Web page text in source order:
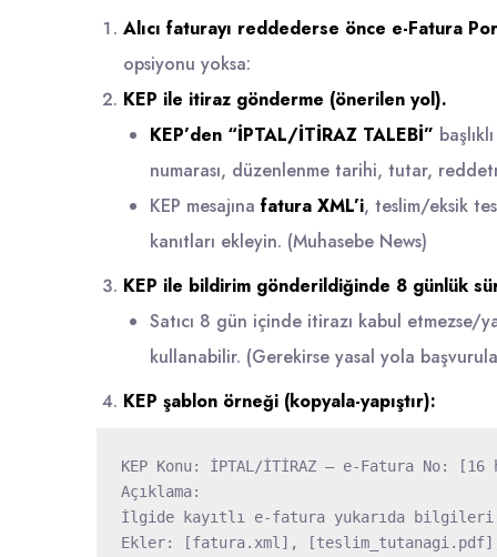
Alıcı faturayı reddederse önce e-Fatura
opsiyonu yoksa:
KEP ile itiraz gönderme (önerilen yol).
KEP’den “İPTAL/İTİRAZ TALEBİ”
numarası, düzenlenme tarihi, tutar,
KEP mesajına fatura XML’i, teslim/eksik
kanıtları ekleyin. (Muhasebe News)
KEP ile bildirim gönderildiğinde 8 günlük
Satıcı 8 gün içinde itirazı kabul etmezse/
kullanabilir. (Gerekirse yasal yola
KEP şablon örneği (kopyala-yapıştır):
KEP Konu: İPTAL/İTİRAZ – e-Fatura No:
Açıklama:
İlgide kayıtlı e-fatura yukarıda bilgileri
Ekler: [fatura.xml],